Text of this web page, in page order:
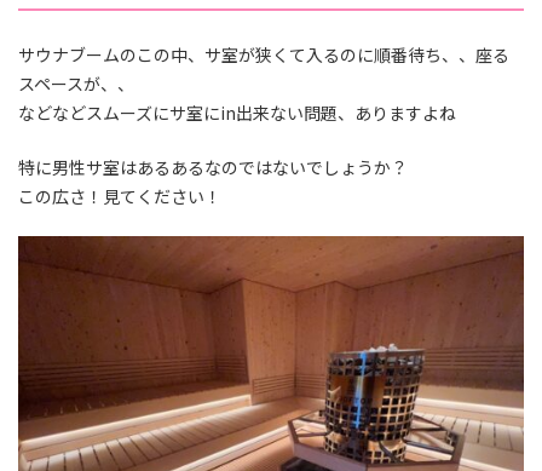
サウナブームのこの中、サ室が狭くて入るのに順番待ち、、座る
スペースが、、
などなどスムーズにサ室にin出来ない問題、ありますよね
特に男性サ室はあるあるなのではないでしょうか？
この広さ！見てください！